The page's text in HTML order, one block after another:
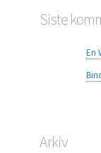
Siste
En
Arkiv